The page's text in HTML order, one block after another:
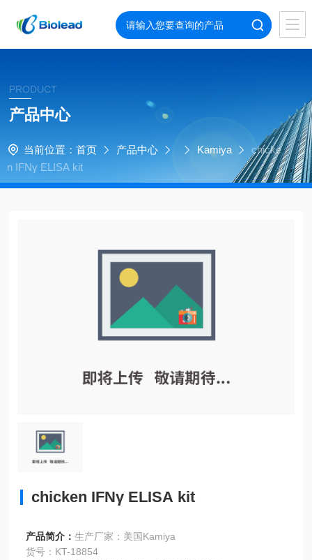
PRODUCT
产品中心
当前位置： 首页 产品中心 Kamiya
chicke
n IFNγ ELISA kit
chicken IFNγ ELISA kit
产品简介：生产厂家：美国Kamiya
货号：KT-18854